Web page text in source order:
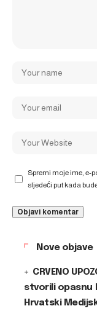
Spremi moje ime, e-
sljedeći put kada
Nove objave
CRVENO
stvorili opasnu
Hrvatski